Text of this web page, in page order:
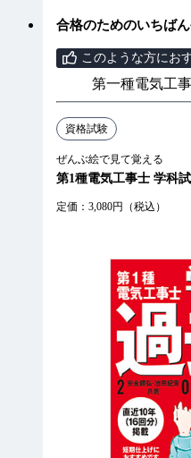
合格のためのいちば
このような方にお
第一種電気工
資格試験
ぜんぶ絵で見て覚える
第1種電気工事士 学科
定価：3,080円（税込）